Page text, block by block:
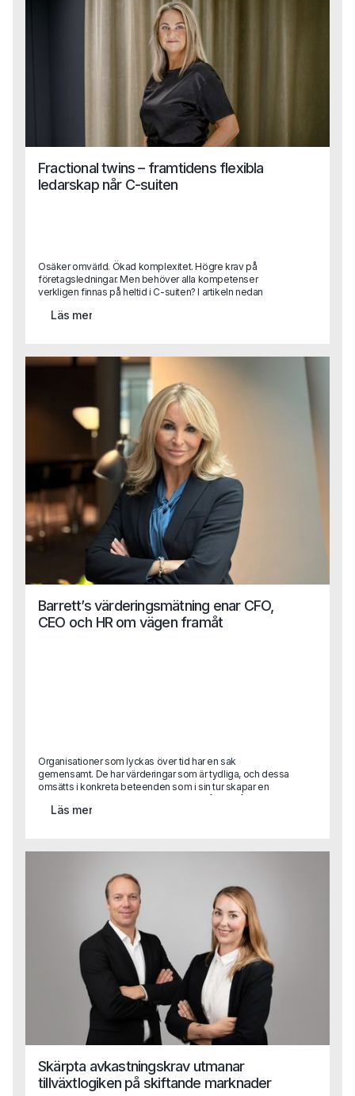
Fractional twins – framtidens flexibla
ledarskap når C-suiten
Osäker omvärld. Ökad komplexitet. Högre krav på
företagsledningar. Men behöver alla kompetenser
verkligen finnas på heltid i C-suiten? I artikeln nedan
“fractional twinning” vilket handlar om hur erfarna
Läs mer
Barrett’s värderingsmätning enar CFO,
CEO och HR om vägen framåt
Organisationer som lyckas över tid har en sak
gemensamt. De har värderingar som är tydliga, och dessa
omsätts i konkreta beteenden som i sin tur skapar en
abstrakt. Men det är svårt att förklara vad god kultur är.
Läs mer
Skärpta avkastningskrav utmanar
tillväxtlogiken på skiftande marknader